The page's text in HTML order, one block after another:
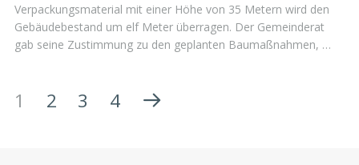
Verpackungsmaterial mit einer Höhe von 35 Metern wird den
Gebäudebestand um elf Meter überragen. Der Gemeinderat
gab seine Zustimmung zu den geplanten Baumaßnahmen, …
1 2 3 4